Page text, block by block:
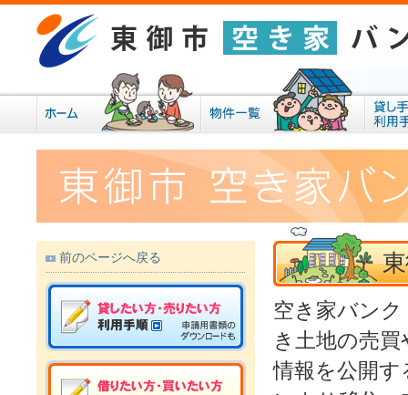
空き家バン
き土地の売
情報を公開
前のページへ戻る